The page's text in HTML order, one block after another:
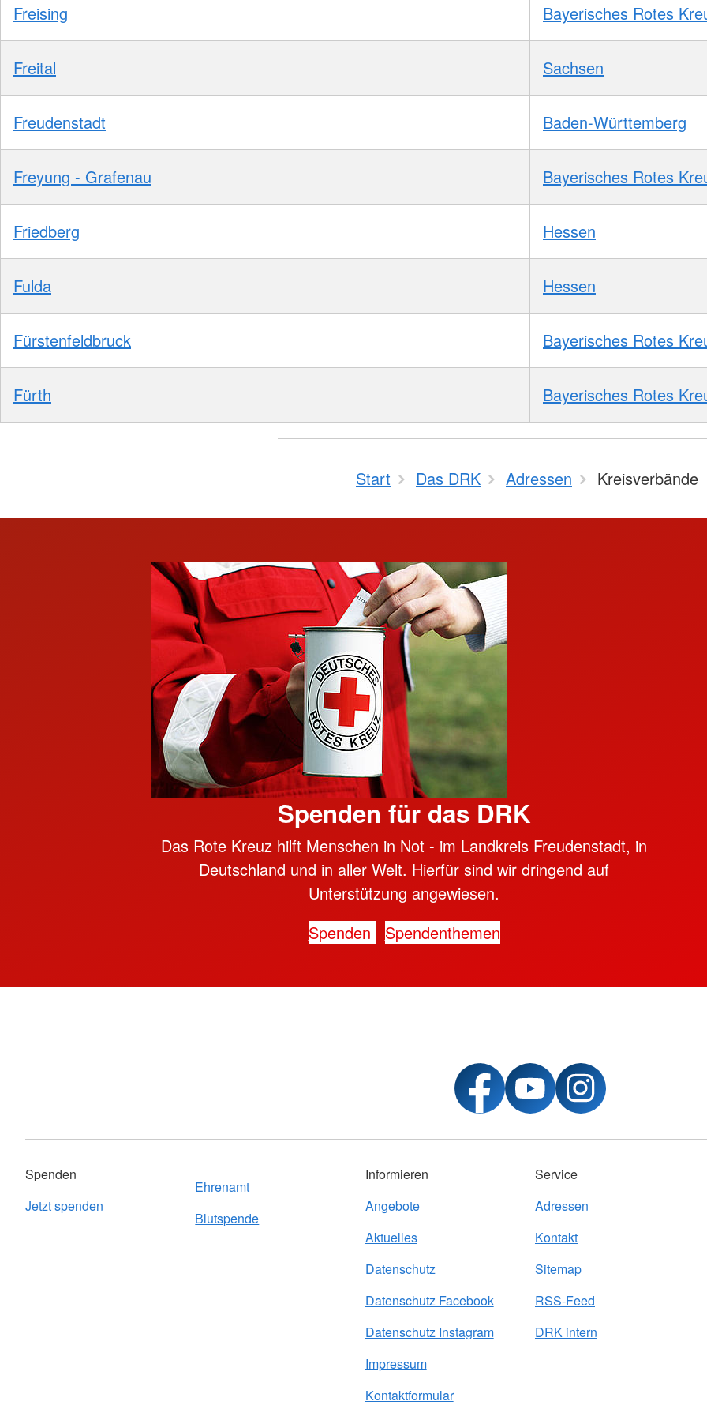
Freising Bayerisches Rotes
Freital Sachsen
Freudenstadt Baden-Württemberg
Freyung - Grafenau Bayerisches Rotes
Friedberg Hessen
Fulda Hessen
Fürstenfeldbruck Bayerisches Rotes
Fürth Bayerisches Rotes
Start Das DRK Adressen Kreisverbände
Spenden für das DRK
Das Rote Kreuz hilft Menschen in Not - im Landkreis Freudenstadt, in
Deutschland und in aller Welt. Hierfür sind wir dringend auf
Unterstützung angewiesen.
Spenden
Spendenthemen
Spenden
Jetzt spenden
Ehrenamt
Blutspende
Informieren
Angebote
Aktuelles
Datenschutz
Datenschutz Facebook
Datenschutz Instagram
Impressum
Kontaktformular
Service
Adressen
Kontakt
Sitemap
RSS-Feed
DRK intern